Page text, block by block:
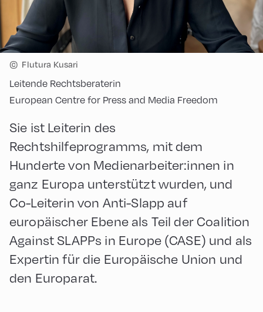
© Flutura Kusari
Leitende Rechtsberaterin
European Centre for Press and Media Freedom
Sie ist Leiterin des
Rechtshilfeprogramms, mit dem
Hunderte von Medienarbeiter:innen in
ganz Europa unterstützt wurden, und
Co-Leiterin von Anti-Slapp auf
europäischer Ebene als Teil der Coalition
Against SLAPPs in Europe (CASE) und als
Expertin für die Europäische Union und
den Europarat.